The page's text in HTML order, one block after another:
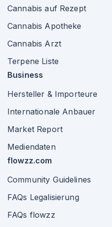
Cannabis auf Rezept
Cannabis Apotheke
Cannabis Arzt
Terpene Liste
Business
Hersteller & Importeure
Internationale Anbauer
Market Report
Mediendaten
flowzz.com
Community Guidelines
FAQs Legalisierung
FAQs flowzz